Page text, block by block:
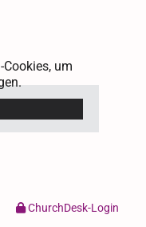
um
ChurchDesk-Login